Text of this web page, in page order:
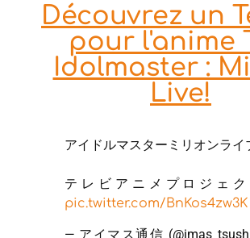
Découvrez un
pour l'anime
Idolmaster :
Live!
アイドルマスターミリオンライ
テレビアニメプロジェ
pic.twitter.com/BnKos4zw3K
— アイマス通信